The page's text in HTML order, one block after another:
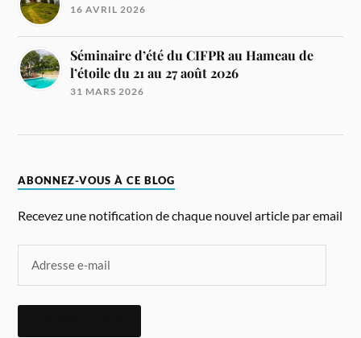
16 AVRIL 2026
Séminaire d’été du CIFPR au Hameau de
l’étoile du 21 au 27 août 2026
31 MARS 2026
ABONNEZ-VOUS À CE BLOG
Recevez une notification de chaque nouvel article par email